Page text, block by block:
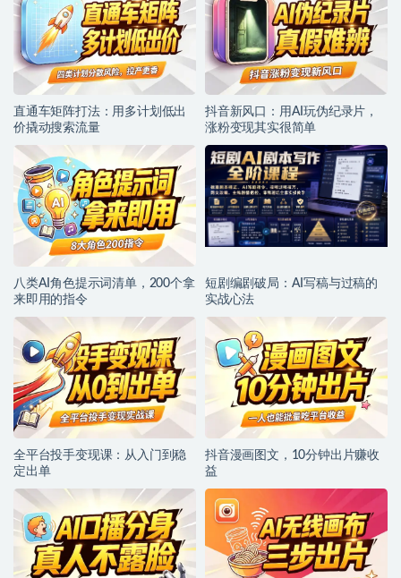
直通车矩阵打法：用多计划低出
价撬动搜索流量
抖音新风口：用AI玩伪纪录片，
涨粉变现其实很简单
八类AI角色提示词清单，200个拿
来即用的指令
短剧编剧破局：AI写稿与过稿的
实战心法
全平台投手变现课：从入门到稳
定出单
抖音漫画图文，10分钟出片赚收
益